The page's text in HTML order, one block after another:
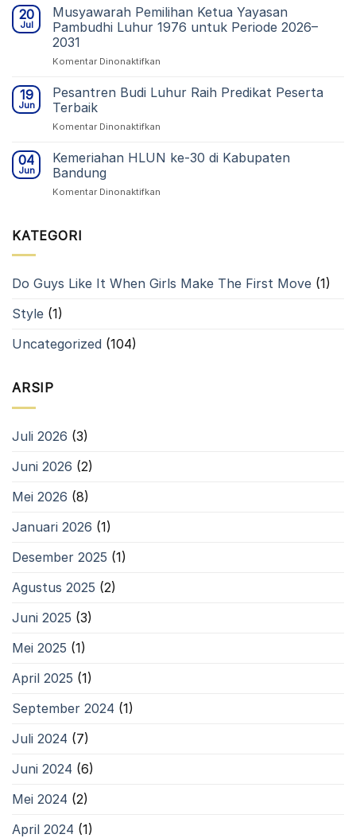
Budi
Luhur
Baru
Pambudhi
Luhur
1976
Doktor
20
Jul
Musyawarah Pemilihan Ketua Yayasan
Pambudhi Luhur 1976 untuk Periode 2026–
2031
Komentar Dinonaktifkan
Pemilihan
Ketua
1976
19
Jun
Pesantren Budi Luhur Raih Predikat Peserta
Terbaik
Komentar Dinonaktifkan
Budi
Luhur
04
Jun
Kemeriahan HLUN ke-30 di Kabupaten
Bandung
Komentar Dinonaktifkan
Bandung
KATEGORI
Do Guys Like It When Girls Make The First Move (1)
Style (1)
Uncategorized (104)
ARSIP
Juli 2026 (3)
Juni 2026 (2)
Mei 2026 (8)
Januari 2026 (1)
Desember 2025 (1)
Agustus 2025 (2)
Juni 2025 (3)
Mei 2025 (1)
April 2025 (1)
September 2024 (1)
Juli 2024 (7)
Juni 2024 (6)
Mei 2024 (2)
April 2024 (1)